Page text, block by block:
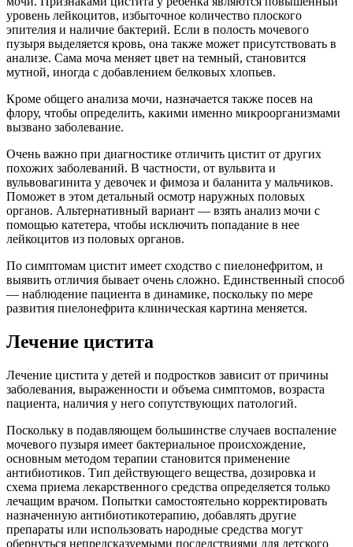
уровень лейкоцитов, избыточное количество плоского
эпителия и наличие бактерий. Если в полость мочевого
пузыря выделяется кровь, она также может присутствовать в
анализе. Сама моча меняет цвет на темный, становится
мутной, иногда с добавлением белковых хлопьев.
Кроме общего анализа мочи, назначается также посев на
флору, чтобы определить, какими именно микроорганизмами
вызвано заболевание.
Очень важно при диагностике отличить цистит от других
похожих заболеваний. В частности, от вульвита и
вульвовагинита у девочек и фимоза и баланита у мальчиков.
Поможет в этом детальный осмотр наружных половых
органов. Альтернативный вариант — взять анализ мочи с
помощью катетера, чтобы исключить попадание в нее
лейкоцитов из половых органов.
По симптомам цистит имеет сходство с пиелонефритом, и
выявить отличия бывает очень сложно. Единственный способ
— наблюдение пациента в динамике, поскольку по мере
развития пиелонефрита клиническая картина меняется.
Лечение цистита
Лечение цистита у детей и подростков зависит от причины
заболевания, выраженности и объема симптомов, возраста
пациента, наличия у него сопутствующих патологий.
Поскольку в подавляющем большинстве случаев воспаление
мочевого пузыря имеет бактериальное происхождение,
основным методом терапии становится применение
антибиотиков. Тип действующего вещества, дозировка и
схема приема лекарственного средства определяется только
лечащим врачом. Попытки самостоятельно корректировать
назначенную антибиотикотерапию, добавлять другие
препараты или использовать народные средства могут
обернуться непредсказуемыми последствиями для детского